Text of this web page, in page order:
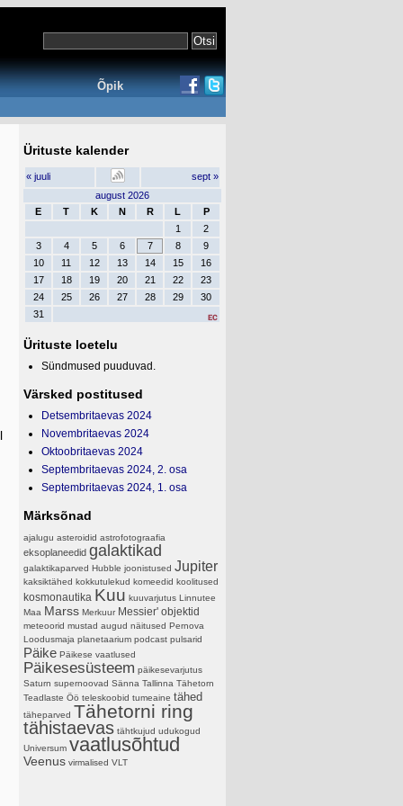
Õpik
Ürituste kalender
« juuli
sept »
august 2026
E
T K N R L
P
1
2
3
4 5 6 7 8
9
10
11 12 13 14 15
16
17
18 19 20 21 22
23
24
25 26 27 28 29
30
31
Ürituste loetelu
Sündmused puuduvad.
Värsked postitused
Detsembritaevas 2024
Novembritaevas 2024
Oktoobritaevas 2024
Septembritaevas 2024, 2. osa
Septembritaevas 2024, 1. osa
Märksõnad
ajalugu asteroidid astrofotograafia
eksoplaneedid galaktikad
galaktikaparved Hubble joonistused Jupiter
kaksiktähed kokkutulekud komeedid koolitused
kosmonautika Kuu kuuvarjutus Linnutee
Maa Marss Merkuur Messier' objektid
meteoorid mustad augud näitused Pernova
Loodusmaja planetaarium podcast pulsarid
Päike Päikese vaatlused
Päikesesüsteem päikesevarjutus
Saturn supernoovad Sänna Tallinna Tähetorn
Teadlaste Öö teleskoobid tumeaine tähed
täheparved Tähetorni ring
tähistaevas tähtkujud udukogud
Universum vaatlusõhtud
Veenus virmalised VLT